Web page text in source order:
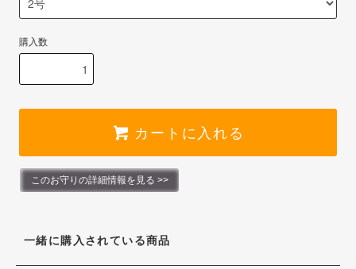
購入数
カートに入れる
このお守りの詳細情報を見る >>
一緒に購入されている商品